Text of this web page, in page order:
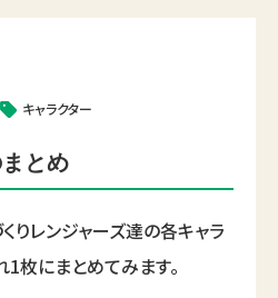
キャラクター
とめ
りレンジャーズ達の各キャラ
枚にまとめてみます。